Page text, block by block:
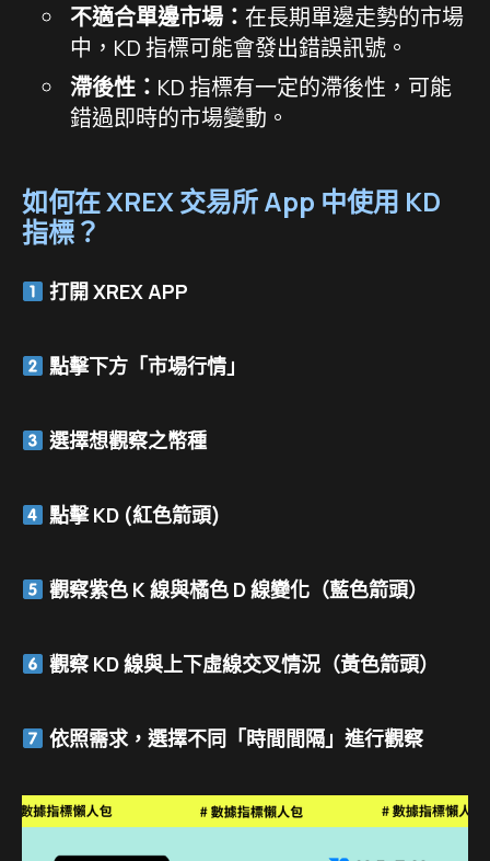
不適合單邊市場： 在長期單邊走勢的市場
中，KD 指標可能會發出錯誤訊號。
滯後性： KD 指標有一定的滯後性，可能
錯過即時的市場變動。
如何在 XREX 交易所 App 中使用 KD
指標？
打開 XREX APP
點擊下方「市場行情」
選擇想觀察之幣種
點擊 KD (紅色箭頭)
觀察紫色 K 線與橘色 D 線變化（藍色箭頭）
觀察 KD 線與上下虛線交叉情況（黃色箭頭）
依照需求，選擇不同「時間間隔」進行觀察